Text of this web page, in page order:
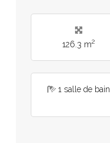
126.3 m2
1 salle de bain